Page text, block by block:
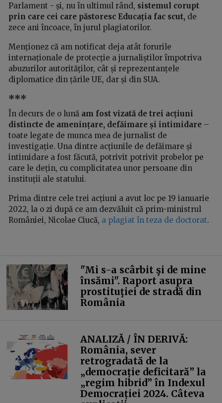
Parlament - și, nu în ultimul rând, sistemul corupt
prin care cei care păstoresc Educația fac scut, de
zece ani încoace, în jurul plagiatorilor.
Menționez că am notificat deja atât forurile
internaționale de protecție a jurnaliștilor împotriva
abuzurilor autorităților, cât și reprezentanțele
diplomatice din țările UE, dar și din SUA.
***
În decurs de o lună am fost vizată de trei acțiuni
distincte de amenințare, defăimare și intimidare –
toate legate de munca mea de jurnalist de
investigație. Una dintre acțiunile de defăimare și
intimidare a fost făcută, potrivit potrivit probelor pe
care le dețin, cu complicitatea unor persoane din
instituții ale statului.
Prima dintre cele trei acțiuni a avut loc pe 19 ianuarie
2022, la o zi după ce am dezvăluit că prim-ministrul
României, Nicolae Ciucă, a plagiat în teza de doctorat.
"Mi s-a scârbit şi de mine
însămi". Raport asupra
prostituţiei de stradă din
România
ANALIZĂ / ÎN DERIVĂ:
România, sever
retrogradată de la
„democrație deficitară” la
„regim hibrid” în Indexul
Democrației 2024. Câteva